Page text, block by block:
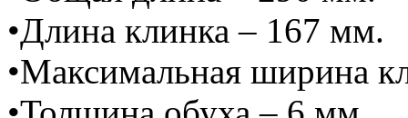
•Длина клинка – 167 мм.
•Максимальная ширина